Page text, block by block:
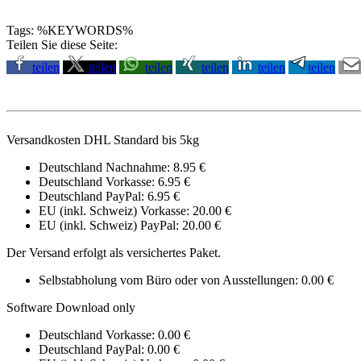
Tags: %KEYWORDS%
Teilen Sie diese Seite:
teilen
teilen teilen teilen teilen teilen
Versandkosten DHL Standard bis 5kg
Deutschland Nachnahme: 8.95 €
Deutschland Vorkasse: 6.95 €
Deutschland PayPal: 6.95 €
EU (inkl. Schweiz) Vorkasse: 20.00 €
EU (inkl. Schweiz) PayPal: 20.00 €
Der Versand erfolgt als versichertes Paket.
Selbstabholung vom Büro oder von Ausstellungen: 0.00 €
Software Download only
Deutschland Vorkasse: 0.00 €
Deutschland PayPal: 0.00 €